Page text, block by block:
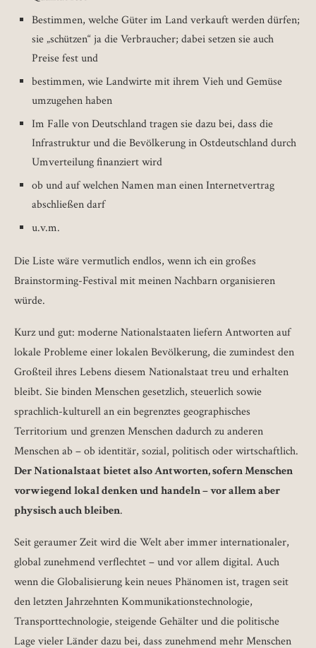
Bestimmen, welche Güter im Land verkauft werden dürfen;
sie „schützen“ ja die Verbraucher; dabei setzen sie auch
Preise fest und
bestimmen, wie Landwirte mit ihrem Vieh und Gemüse
umzugehen haben
Im Falle von Deutschland tragen sie dazu bei, dass die
Infrastruktur und die Bevölkerung in Ostdeutschland durch
Umverteilung finanziert wird
ob und auf welchen Namen man einen Internetvertrag
abschließen darf
u.v.m.
Die Liste wäre vermutlich endlos, wenn ich ein großes
Brainstorming-Festival mit meinen Nachbarn organisieren
würde.
Kurz und gut: moderne Nationalstaaten liefern Antworten auf
lokale Probleme einer lokalen Bevölkerung, die zumindest den
Großteil ihres Lebens diesem Nationalstaat treu und erhalten
bleibt. Sie binden Menschen gesetzlich, steuerlich sowie
sprachlich-kulturell an ein begrenztes geographisches
Territorium und grenzen Menschen dadurch zu anderen
Menschen ab – ob identitär, sozial, politisch oder wirtschaftlich.
Der Nationalstaat bietet also Antworten, sofern Menschen
vorwiegend lokal denken und handeln – vor allem aber
physisch auch bleiben.
Seit geraumer Zeit wird die Welt aber immer internationaler,
global zunehmend verflechtet – und vor allem digital. Auch
wenn die Globalisierung kein neues Phänomen ist, tragen seit
den letzten Jahrzehnten Kommunikationstechnologie,
Transporttechnologie, steigende Gehälter und die politische
Lage vieler Länder dazu bei, dass zunehmend mehr Menschen